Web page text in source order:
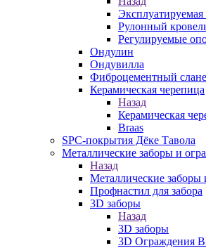
Эксплуатируемая
Рулонный
Регулируемые
Ондулин
Ондувилла
Фиброцементный
Керамическая черепица
Назад
Керамическая
Braas
SPC-покрытия Дёке Тавола
Металлические заборы и
Назад
Металлические заборы
Профнастил для забора
3D заборы
Назад
3D заборы
3D Ограждения